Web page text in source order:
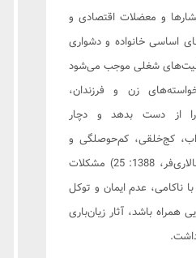
و معضلات اقتصادی و
اساسی خانواده و دشواری
شغلی موجب می‌شود
زن و فرزندان،
از دست بدهد و دچار
کج‌خلقی، کم‌حوصلگی و
خشونت شود (سالاری‌فر، 1388: 25) مشکلات
ناکامی، عدم ایمان و توکل
همراه باشد، آثار زیان‌باری